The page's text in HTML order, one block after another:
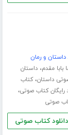
و رمان
بابا مقدم،داستان
داستان،کتاب
رایگان کتاب صوتی،
صوتی
دانلود کتاب صوتی